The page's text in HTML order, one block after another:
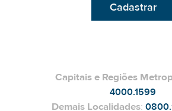
Cadastrar
Capitais e Regiões
4000.1599
Demais Localidades: